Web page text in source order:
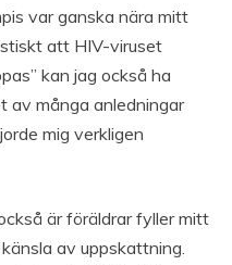
var ganska nära mitt
att HIV-viruset
kan jag också ha
av många anledningar
mig verkligen
är föräldrar fyller mitt
av uppskattning.